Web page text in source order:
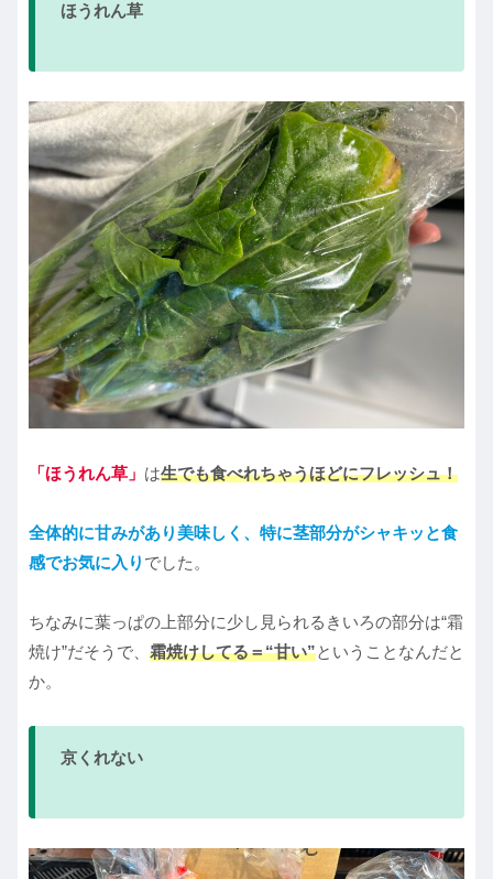
ほうれん草
「ほうれん草」 は生でも食べれちゃうほどにフレッシュ！
全体的に甘みがあり美味しく、特に茎部分がシャキッと食
感でお気に入り でした。
ちなみに葉っぱの上部分に少し見られるきいろの部分は“霜
焼け”だそうで、 霜焼けしてる＝“甘い”ということなんだと
か。
京くれない